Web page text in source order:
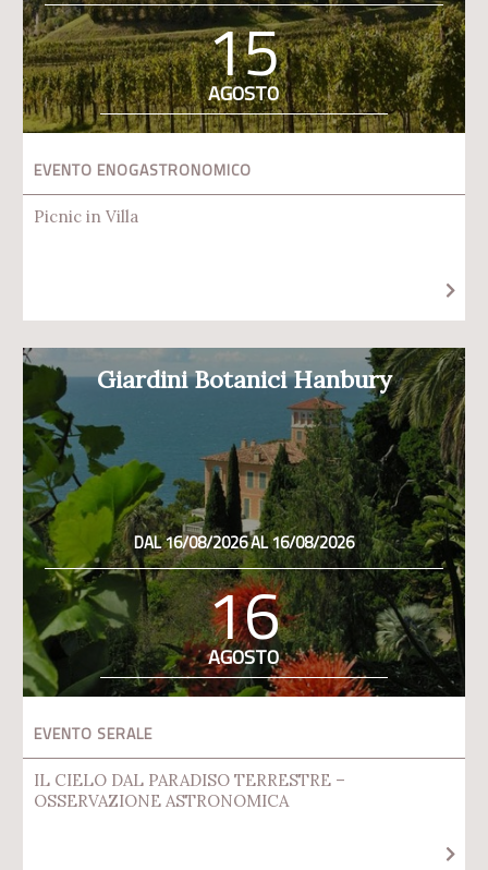
15
AGOSTO
EVENTO ENOGASTRONOMICO
Picnic in Villa
Giardini Botanici Hanbury
DAL 16/08/2026 AL 16/08/2026
16
AGOSTO
EVENTO SERALE
IL CIELO DAL PARADISO TERRESTRE –
OSSERVAZIONE ASTRONOMICA